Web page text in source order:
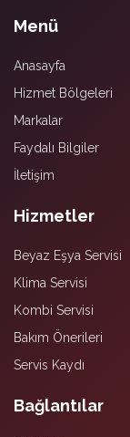
Menü
Anasayfa
Hizmet Bölgeleri
Markalar
Faydalı Bilgiler
İletişim
Hizmetler
Beyaz Eşya Servisi
Klima Servisi
Kombi Servisi
Bakım Önerileri
Servis Kaydı
Bağlantılar